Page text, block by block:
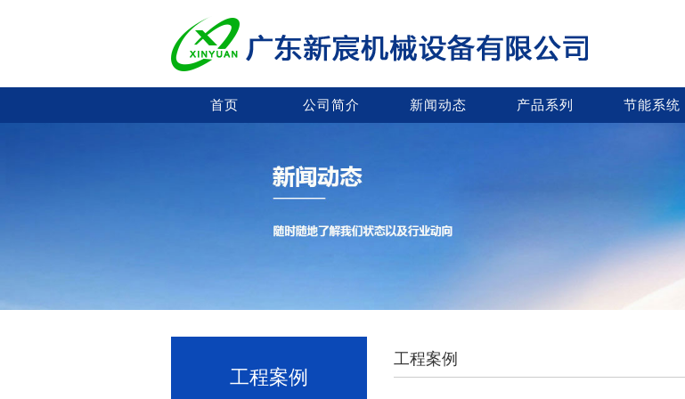
首页 公司简介 新闻动态 产品系列 节能系统
工程案例
工程案例